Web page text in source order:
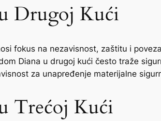
Drugoj Kući
fokus na nezavisnost, zaštitu i
Diana u drugoj kući često traže
za unapređenje materijalne
Trećoj Kući